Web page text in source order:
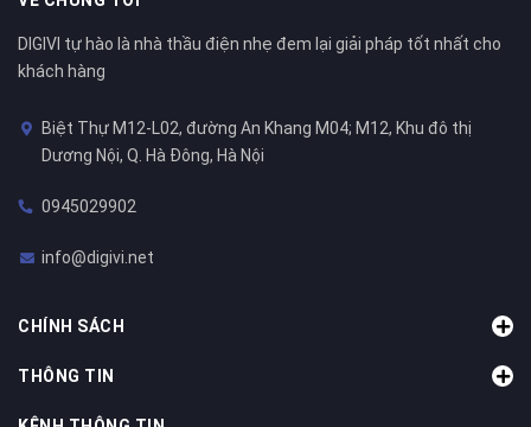
DIGIVI tự hào là nhà thầu điện nhẹ đem lại giải pháp tốt nhất cho
khách hàng
Biệt Thự M12-L02, đường An Khang M04; M12, Khu đô thị
Dương Nội, Q. Hà Đông, Hà Nội
0945029902
info@digivi.net
CHÍNH SÁCH
THÔNG TIN